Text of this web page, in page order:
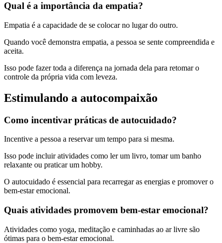
Qual é a importância da empatia?
Empatia é a capacidade de se colocar no lugar do outro.
Quando você demonstra empatia, a pessoa se sente compreendida e
aceita.
Isso pode fazer toda a diferença na jornada dela para retomar o
controle da própria vida com leveza.
Estimulando a autocompaixão
Como incentivar práticas de autocuidado?
Incentive a pessoa a reservar um tempo para si mesma.
Isso pode incluir atividades como ler um livro, tomar um banho
relaxante ou praticar um hobby.
O autocuidado é essencial para recarregar as energias e promover o
bem-estar emocional.
Quais atividades promovem bem-estar emocional?
Atividades como yoga, meditação e caminhadas ao ar livre são
ótimas para o bem-estar emocional.